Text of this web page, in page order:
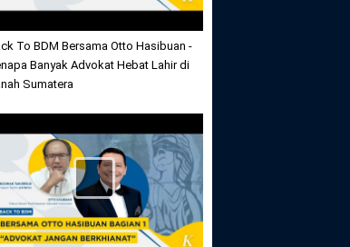
To BDM Bersama Otto Hasibuan -
Banyak Advokat Hebat Lahir di
Sumatera